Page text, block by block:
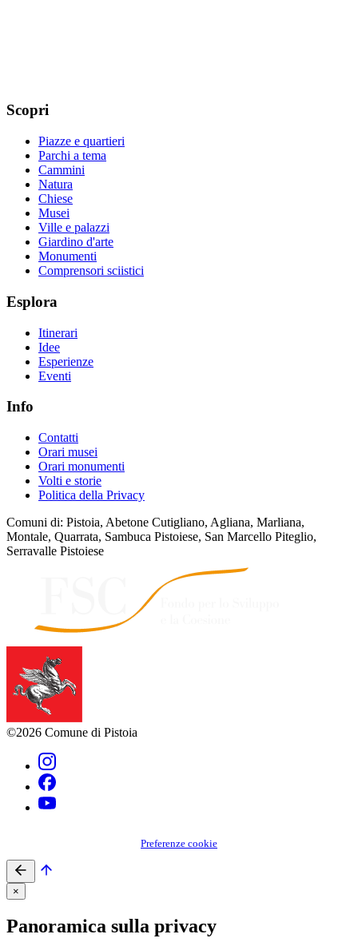
Scopri
Piazze e quartieri
Parchi a tema
Cammini
Natura
Chiese
Musei
Ville e palazzi
Giardino d'arte
Monumenti
Comprensori sciistici
Esplora
Itinerari
Idee
Esperienze
Eventi
Info
Contatti
Orari musei
Orari monumenti
Volti e storie
Politica della Privacy
Comuni di: Pistoia, Abetone Cutigliano, Agliana, Marliana,
Montale, Quarrata, Sambuca Pistoiese, San Marcello Piteglio,
Serravalle Pistoiese
©2026 Comune di Pistoia
Preferenze cookie
×
Panoramica sulla privacy